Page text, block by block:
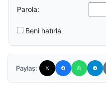
Parola:
Beni hatırla
Paylaş: